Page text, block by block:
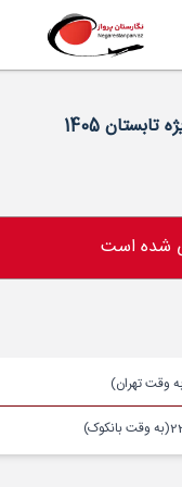
شده است
وقت تهران)
(به وقت بانکوک)